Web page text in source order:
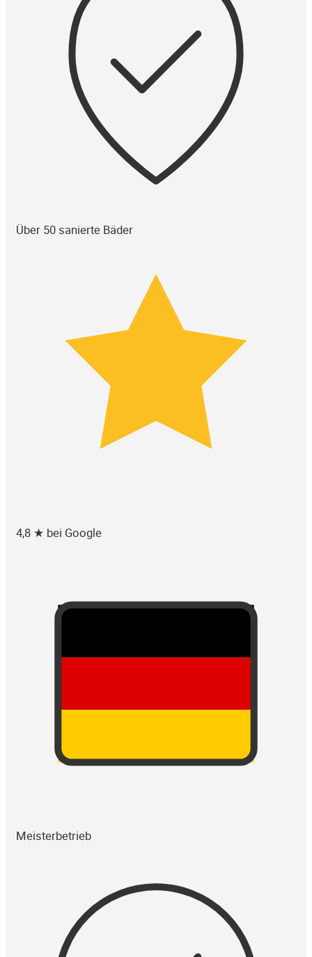
Über 50 sanierte Bäder
4,8 ★ bei Google
Meisterbetrieb